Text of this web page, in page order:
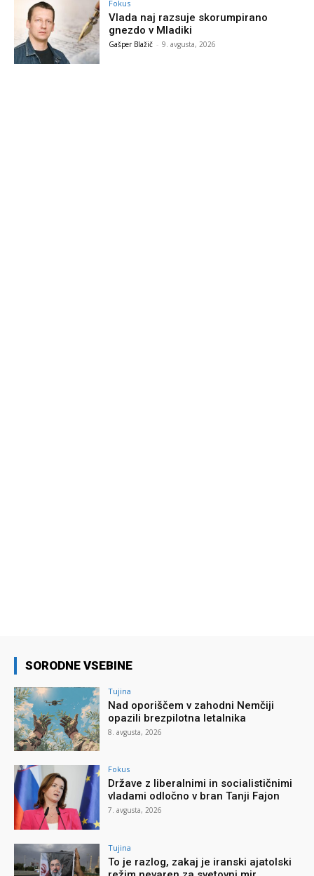
Fokus
Vlada naj razsuje skorumpirano
gnezdo v Mladiki
Gašper Blažič - 9. avgusta, 2026
SORODNE VSEBINE
Tujina
Nad oporiščem v zahodni Nemčiji
opazili brezpilotna letalnika
8. avgusta, 2026
Fokus
Države z liberalnimi in socialističnimi
vladami odločno v bran Tanji Fajon
7. avgusta, 2026
Tujina
To je razlog, zakaj je iranski ajatolski